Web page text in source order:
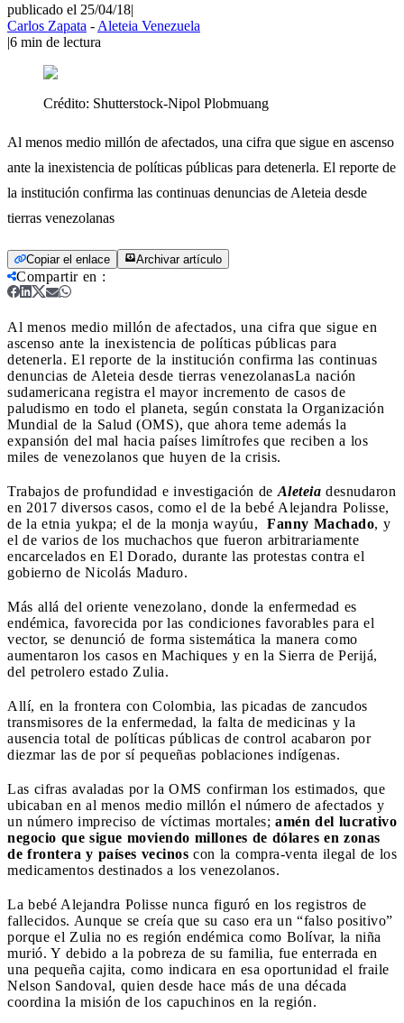
publicado el 25/04/18|
Carlos Zapata - Aleteia Venezuela
|6 min de lectura
Crédito: Shutterstock-Nipol Plobmuang
Al menos medio millón de afectados, una cifra que sigue en ascenso
ante la inexistencia de políticas públicas para detenerla. El reporte de
la institución confirma las continuas denuncias de Aleteia desde
tierras venezolanas
Copiar el enlace Archivar artículo
Compartir en :
Al menos medio millón de afectados, una cifra que sigue en
ascenso ante la inexistencia de políticas públicas para
detenerla. El reporte de la institución confirma las continuas
denuncias de Aleteia desde tierras venezolanasLa nación
sudamericana registra el mayor incremento de casos de
paludismo en todo el planeta, según constata la Organización
Mundial de la Salud (OMS), que ahora teme además la
expansión del mal hacia países limítrofes que reciben a los
miles de venezolanos que huyen de la crisis.
Trabajos de profundidad e investigación de Aleteia desnudaron
en 2017 diversos casos, como el de la bebé Alejandra Polisse,
de la etnia yukpa; el de la monja wayúu,
Fanny Machado, y
el de varios de los muchachos que fueron arbitrariamente
encarcelados en El Dorado, durante las protestas contra el
gobierno de Nicolás Maduro.
Más allá del oriente venezolano, donde la enfermedad es
endémica, favorecida por las condiciones favorables para el
vector, se denunció de forma sistemática la manera como
aumentaron los casos en Machiques y en la Sierra de Perijá,
del petrolero estado Zulia.
Allí, en la frontera con Colombia, las picadas de zancudos
transmisores de la enfermedad, la falta de medicinas y la
ausencia total de políticas públicas de control acabaron por
diezmar las de por sí pequeñas poblaciones indígenas.
Las cifras avaladas por la OMS confirman los estimados, que
ubicaban en al menos medio millón el número de afectados y
un número impreciso de víctimas mortales; amén del lucrativo
negocio que sigue moviendo millones de dólares en zonas
de frontera y países vecinos con la compra-venta ilegal de los
medicamentos destinados a los venezolanos.
La bebé Alejandra Polisse nunca figuró en los registros de
fallecidos. Aunque se creía que su caso era un “falso positivo”
porque el Zulia no es región endémica como Bolívar, la niña
murió. Y debido a la pobreza de su familia, fue enterrada en
una pequeña cajita, como indicara en esa oportunidad el fraile
Nelson Sandoval, quien desde hace más de una década
coordina la misión de los capuchinos en la región.